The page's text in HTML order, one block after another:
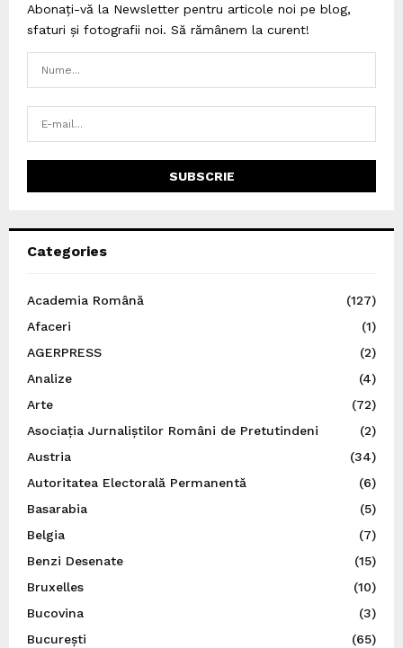
Abonați-vă la Newsletter pentru articole noi pe blog,
sfaturi și fotografii noi. Să rămânem la curent!
Categories
Academia Română
(127)
Afaceri
(1)
AGERPRESS
(2)
Analize
(4)
Arte
(72)
Asociația Jurnaliștilor Români de Pretutindeni
(2)
Austria
(34)
Autoritatea Electorală Permanentă
(6)
Basarabia
(5)
Belgia
(7)
Benzi Desenate
(15)
Bruxelles
(10)
Bucovina
(3)
București
(65)